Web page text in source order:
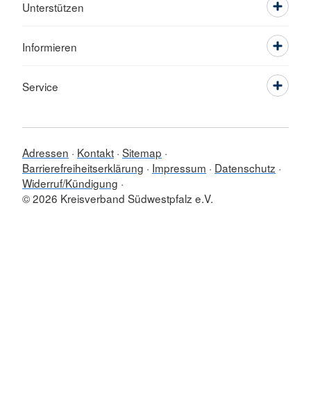
Unterstützen
Informieren
Service
Adressen Kontakt Sitemap
Barrierefreiheitserklärung
Impressum
Datenschutz
Widerruf/Kündigung
© 2026 Kreisverband Südwestpfalz e.V.